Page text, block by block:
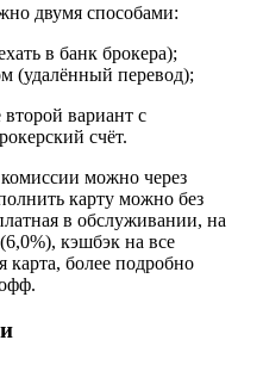
двумя способами:
в банк брокера);
(удалённый перевод);
вариант с
счёт.
можно через
карту можно без
в обслуживании, на
кэшбэк на все
более подробно